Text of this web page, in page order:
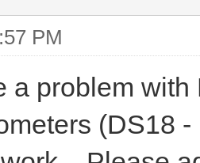
PM
a problem
(DS18